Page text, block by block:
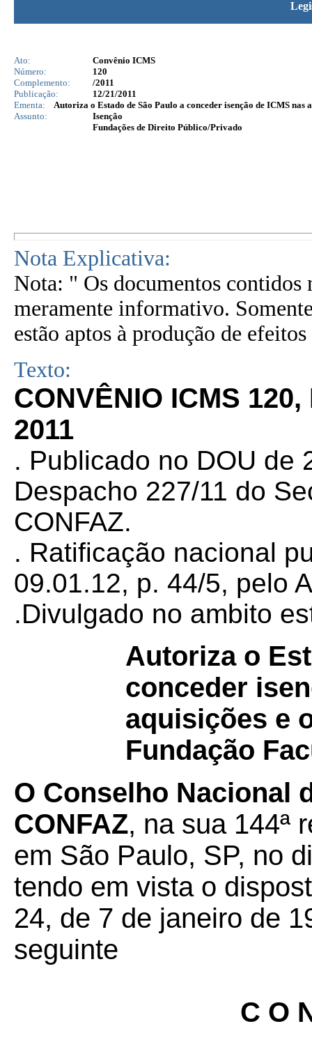
Ato:
Convênio ICMS
Número:
120
Complemento:
/2011
Publicação:
12/21/2011
Ementa:
Autoriza o Estado de São Paulo a conceder isenção de ICMS
Assunto:
Isenção
Fundações de Direito Público/Privado
Nota Explicativa:
Nota: " Os documentos contidos
meramente informativo.
estão aptos à produção de
Texto:
CONVÊNIO ICMS
2011
. Publicado no DOU de
Despacho 227/11 do
CONFAZ.
. Ratificação nacional
09.01.12, p. 44/5, pelo
.Divulgado no ambito
Autoriza o
conceder
aquisições e
Fundação
O Conselho Nacional
CONFAZ, na sua 144ª
em São Paulo, SP, no
tendo em vista o
24, de 7 de janeiro de
seguinte
C O